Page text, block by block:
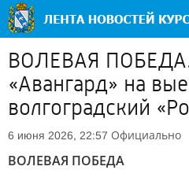
ВОЛЕВАЯ
«Авангард» на
волгоградский
6 июня 2026, 22:57 Официально
ВОЛЕВАЯ ПОБЕДА